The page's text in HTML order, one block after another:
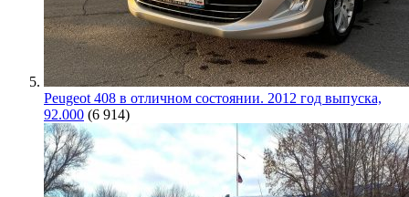
Peugeot 408 в отличном состоянии. 2012 год выпуска,
92.000 (6 914)